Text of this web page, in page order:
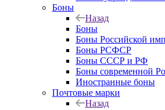
Боны
Назад
Боны
Боны Российской
Боны РСФСР
Боны СССР и РФ
Боны современной
Иностранные боны
Почтовые марки
Назад